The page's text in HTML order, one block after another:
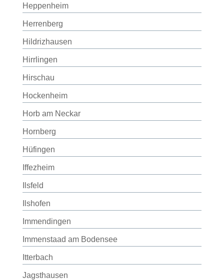
Heppenheim
Herrenberg
Hildrizhausen
Hirrlingen
Hirschau
Hockenheim
Horb am Neckar
Hornberg
Hüfingen
Iffezheim
Ilsfeld
Ilshofen
Immendingen
Immenstaad am Bodensee
Itterbach
Jagsthausen